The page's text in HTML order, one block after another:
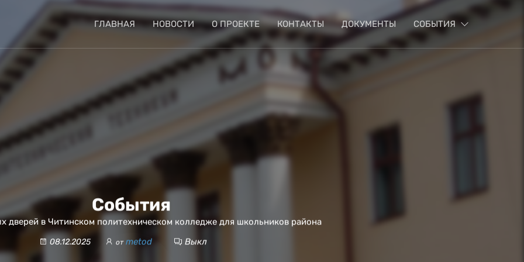
ГЛАВНАЯ НОВОСТИ О ПРОЕКТЕ КОНТАКТЫ ДОКУМЕНТЫ СОБЫТИЯ
События
дверей в Читинском политехническом колледже для школьников района
08.12.2025 от metod Выкл